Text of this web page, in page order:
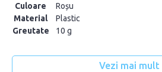
Culoare
Roșu
Material
Plastic
Greutate
10 g
Vezi mai mult